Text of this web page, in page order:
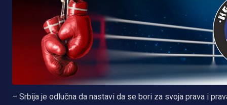
– Srbija je odlučna da nastavi da se bori za svoja prava i